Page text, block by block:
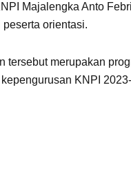
Majalengka Anto
peserta orientasi.
tersebut merupakan
KNPI